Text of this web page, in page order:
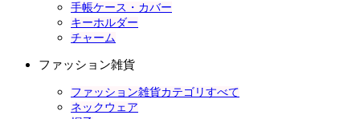
手帳ケース・カバー
キーホルダー
チャーム
ファッション雑貨
ファッション雑貨カテゴリすべて
ネックウェア